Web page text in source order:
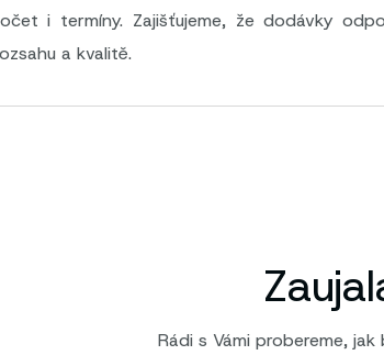
i termíny. Zajišťujeme, že dodávky
a kvalitě.
Rádi s Vámi probereme,